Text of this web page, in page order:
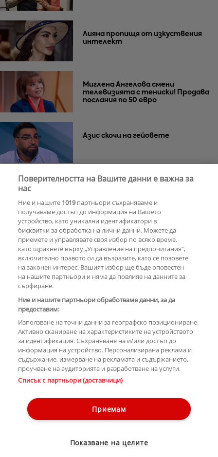
Лияна пропищя от изкуствения
интелект
Миглена Ангелова смени
телевизията с тениски! Продава
послания по 50 евро
Азис скочи на гейовете
и Слънчев бряг
РЕКЛАМА
КОМЕНТАРИ
Copyright © 2007-2026 Hotnews.bg. Всички права запазени.
Контакти Общи условия
Етични правила на НСС
Лични данни
Управление на предпочитания
Поверителността на Вашите данни е важна за
нас
Ние и нашите 1019партньори съхраняваме и
получаваме достъп до информация на Вашето
устройство, като уникални идентификатори в
бисквитки за обработка на лични данни. Можете да
приемете и управлявате своя избор по всяко време,
като щракнете върху „Управление на предпочитания“,
включително правото си да възразите, като се позовете
на законен интерес. Вашият избор ще бъде оповестен
на нашите партньори и няма да повлияе на данните за
сърфиране.
Ние и нашите партньори обработваме данни, за да
предоставим:
Използване на точни данни за географско позициониране.
Активно сканиране на характеристиките на устройството
за идентификация. Съхраняване на и/или достъп до
информация на устройство. Персонализирана реклама и
съдържание, измерване на рекламата и съдържанието,
проучване на аудиторията и разработване на услуги.
Списък с партньори (доставчици)
Приемам
Показване на целите